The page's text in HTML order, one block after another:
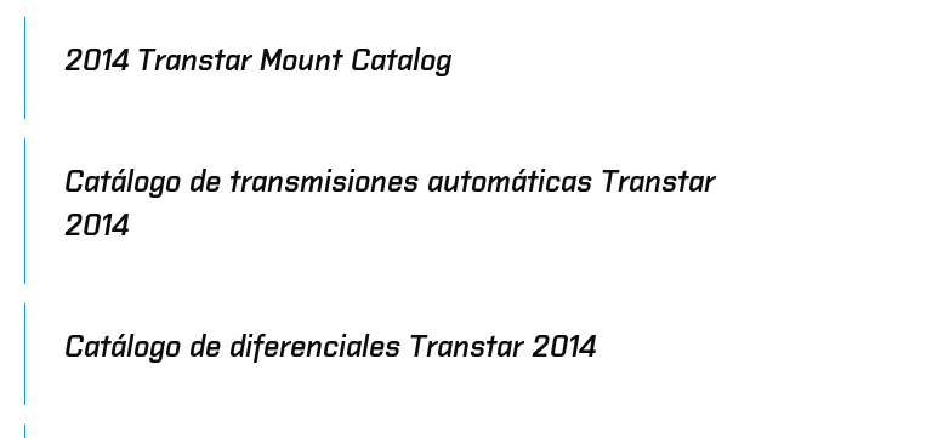
2014 Transtar Mount Catalog
Catálogo de transmisiones automáticas Transtar
2014
Catálogo de diferenciales Transtar 2014